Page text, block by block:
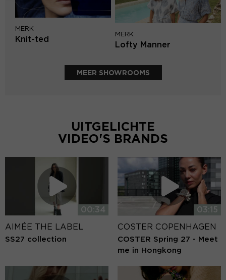
MERK
Knit-ted
MERK
Lofty Manner
MEER SHOWROOMS
UITGELICHTE
VIDEO'S BRANDS
00:34
AIMÉE THE LABEL
SS27 collection
03:15
COSTER COPENHAGEN
COSTER Spring 27 - Meet
me in Hongkong